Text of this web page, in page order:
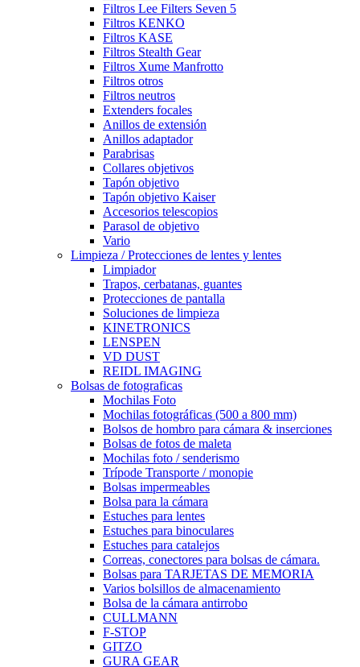
Filtros Lee Filters Seven 5
Filtros KENKO
Filtros KASE
Filtros Stealth Gear
Filtros Xume Manfrotto
Filtros otros
Filtros neutros
Extenders focales
Anillos de extensión
Anillos adaptador
Parabrisas
Collares objetivos
Tapón objetivo
Tapón objetivo Kaiser
Accesorios telescopios
Parasol de objetivo
Vario
Limpieza / Protecciones de lentes y lentes
Limpiador
Trapos, cerbatanas, guantes
Protecciones de pantalla
Soluciones de limpieza
KINETRONICS
LENSPEN
VD DUST
REIDL IMAGING
Bolsas de fotograficas
Mochilas Foto
Mochilas fotográficas (500 a 800 mm)
Bolsos de hombro para cámara & inserciones
Bolsas de fotos de maleta
Mochilas foto / senderismo
Trípode Transporte / monopie
Bolsas impermeables
Bolsa para la cámara
Estuches para lentes
Estuches para binoculares
Estuches para catalejos
Correas, conectores para bolsas de cámara.
Bolsas para TARJETAS DE MEMORIA
Varios bolsillos de almacenamiento
Bolsa de la cámara antirrobo
CULLMANN
F-STOP
GITZO
GURA GEAR